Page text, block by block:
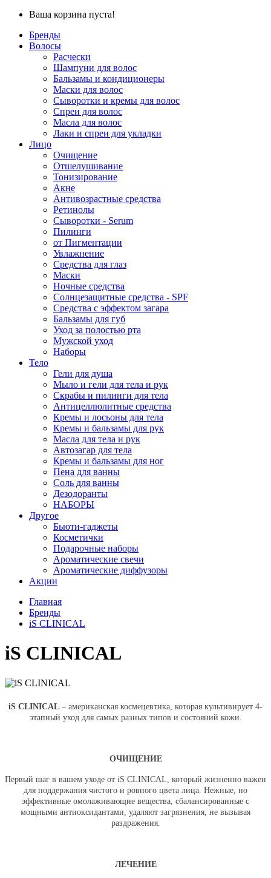
Ваша корзина пуста!
Бренды
Волосы
Расчески
Шампуни для волос
Бальзамы и кондиционеры
Маски для волос
Сыворотки и кремы для волос
Спреи для волос
Масла для волос
Лаки и спреи для укладки
Лицо
Очищение
Отшелушивание
Тонизирование
Акне
Антивозрастные средства
Ретинолы
Сыворотки - Serum
Пилинги
от Пигментации
Увлажнение
Средства для глаз
Маски
Ночные средства
Солнцезащитные средства - SPF
Средства c эффектом загара
Бальзамы для губ
Уход за полостью рта
Мужской уход
Наборы
Тело
Гели для душа
Мыло и гели для тела и рук
Скрабы и пилинги для тела
Антицеллюлитные средства
Кремы и лосьоны для тела
Кремы и бальзамы для рук
Масла для тела и рук
Автозагар для тела
Кремы и бальзамы для ног
Пена для ванны
Соль для ванны
Дезодоранты
НАБОРЫ
Другое
Бьюти-гаджеты
Косметички
Подарочные наборы
Ароматические свечи
Ароматические диффузоры
Акции
Главная
Бренды
iS CLINICAL
iS CLINICAL
iS CLINICAL – американская космецевтика, которая культивирует 4-
этапный уход для самых разных типов и состояний кожи.
ОЧИЩЕНИЕ
Первый шаг в вашем уходе от iS CLINICAL , который жизненно важен
для поддержания чистого и ровного цвета лица. Нежные, но
эффективные омолаживающие вещества, сбалансированные с
мощными антиоксидантами, удаляют загрязнения, не вызывая
раздражения.
ЛЕЧЕНИЕ